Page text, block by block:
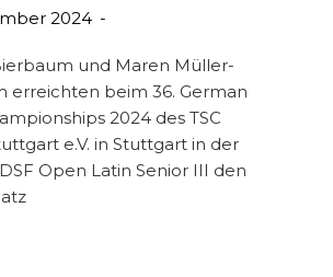
2024
und Maren Müller-
erreichten beim 36. German
2024 des TSC
e.V. in Stuttgart in der
Open Latin Senior III den